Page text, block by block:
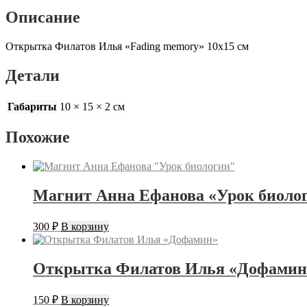
Описание
Открытка Филатов Илья «Fading memory» 10х15 см
Детали
Габариты 10 × 15 × 2 см
Похожие
Магнит Анна Ефанова «Урок
300 ₽ В корзину
Открытка Филатов Илья
150 ₽ В корзину